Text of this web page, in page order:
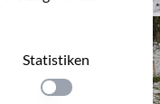
Statistiken
Einstellung